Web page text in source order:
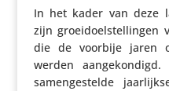
In het kader van deze
zijn groei­doel­stel­lingen
die de voorbije jaren
werden
samen­ge­stelde